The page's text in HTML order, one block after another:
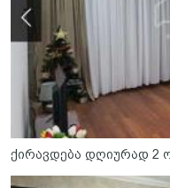
ქირავდება დღიურად 2